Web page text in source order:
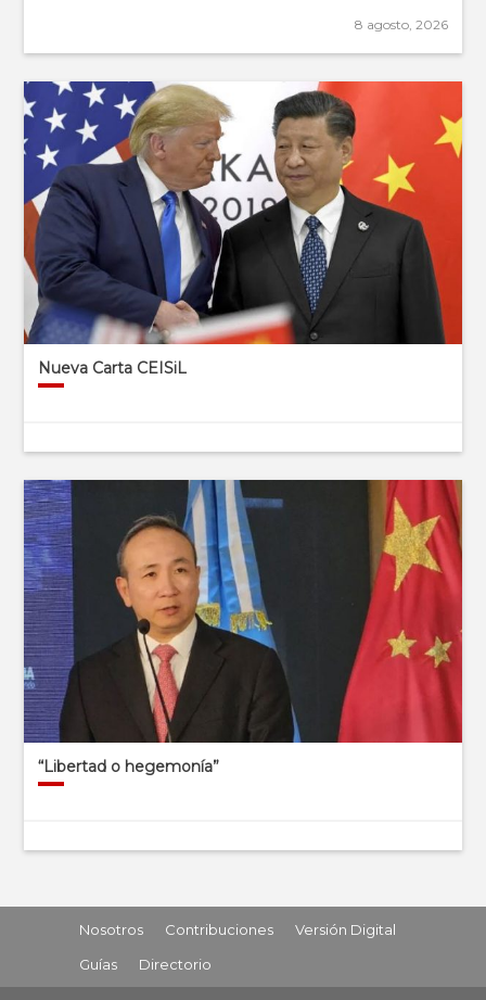
8 agosto, 2026
Nueva Carta CEISiL
“Libertad o hegemonía”
Nosotros Contribuciones
Versión Digital
Guías
Directorio